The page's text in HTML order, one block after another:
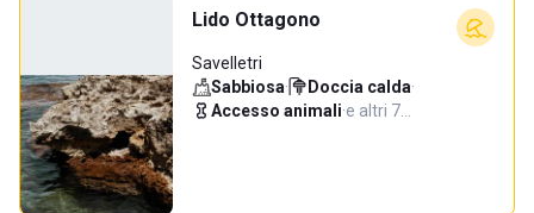
Lido Ottagono
Savelletri
Sabbiosa· Doccia calda·
Accesso animali·e altri 7…